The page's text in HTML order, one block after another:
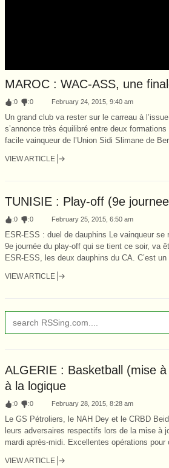
MAROC : WAC-ASS, une
:0 :0 February 24, 2015, 9:40 am
Un grand club va rester sur le carreau à
s’annonce très équilibré entre deux
facile vainqueur de l’Union Sidi Slimane de
VIEW ARTICLE
TUNISIE : Play-off (9e
:0 :0 February 25, 2015, 6:50 am
ESR-ESS : duel de dauphins Le vainqueur se
9e journée du play-off qui se tient ce soir, va
ESR-ESS, les deux dauphins du CA. C’est un
VIEW ARTICLE
ALGERIE : Basketball (mise
à la logique
:0 :0 February 28, 2015, 8:28 am
Le GS Pétroliers, le NAH Dey et le CRBD
leurs adversaires respectifs lors de la mise à
mardi après-midi. Excellentes opérations pour
VIEW ARTICLE